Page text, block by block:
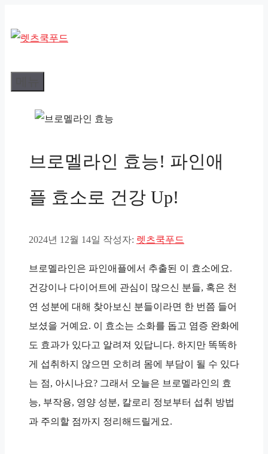
텐
로
건
브로멜라인 효능! 파인애
플 효소로 건강 Up!
2024년 12월 14일 작성자: 렛츠쿡푸드
브로멜라인은 파인애플에서 추출된 이 효소에요.
건강이나 다이어트에 관심이 많으신 분들, 혹은 천
연 성분에 대해 찾아보신 분들이라면 한 번쯤 들어
보셨을 거예요. 이 효소는 소화를 돕고 염증 완화에
도 효과가 있다고 알려져 있답니다. 하지만 똑똑하
게 섭취하지 않으면 오히려 몸에 부담이 될 수 있다
는 점, 아시나요? 그래서 오늘은 브로멜라인의 효
능, 부작용, 영양 성분, 칼로리 정보부터 섭취 방법
과 주의할 점까지 정리해드릴게요.